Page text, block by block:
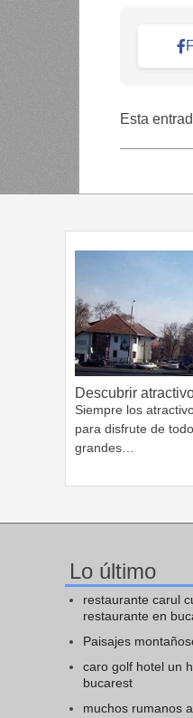
Esta
Descubrir
Siempre los
para disfrute de
grandes…
Lo último
restaurante carul
restaurante en
Paisajes
caro golf hotel un
bucarest
muchos rumanos